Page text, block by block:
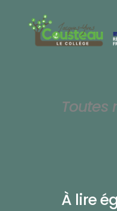
Toutes
À lire